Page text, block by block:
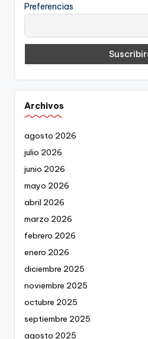
Preferencias
Archivos
agosto 2026
julio 2026
junio 2026
mayo 2026
abril 2026
marzo 2026
febrero 2026
enero 2026
diciembre 2025
noviembre 2025
octubre 2025
septiembre 2025
agosto 2025